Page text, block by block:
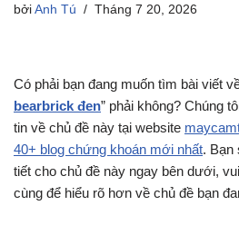
bởi Anh Tú Tháng 7 20, 2026
Có phải bạn đang muốn tìm bài viết
bearbrick đen” phải không? Chúng
tin về chủ đề này tại website
40+ blog chứng khoán mới nhất. Bạn
tiết cho chủ đề này ngay bên dưới,
cùng để hiểu rõ hơn về chủ đề bạn